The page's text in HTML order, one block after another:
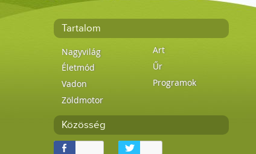
Tartalom
Nagyvilág
Életmód
Vadon
Zöldmotor
Art
Űr
Programok
Közösség